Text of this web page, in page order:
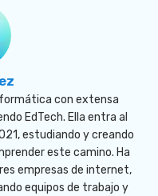
con extensa
EdTech. Ella entra al
estudiando y creando
este camino. Ha
empresas de internet,
equipos de trabajo y